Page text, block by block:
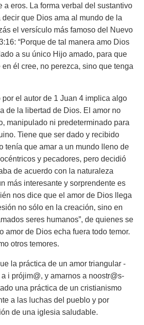
a eros. La forma verbal del sustantivo
que Dios ama al mundo de la
el versículo más famoso del Nuevo
“Porque de tal manera amo Dios
a su único Hijo amado, para que
él cree, no perezca, sino que tenga
por el autor de 1 Juan 4 implica algo
de la libertad de Dios. El amor no
manipulado ni predeterminado para
Tiene que ser dado y recibido
tenía que amar a un mundo lleno de
y pecadores, pero decidió
de acuerdo con la naturaleza
más interesante y sorprendente es
nos dice que el amor de Dios llega
no sólo en la creación, sino en
seres humanos”, de quienes se
amor de Dios echa fuera todo temor.
otros temores.
la práctica de un amor triangular -
i prójim@, y amarnos a noostr@s-
una práctica de un cristianismo
a las luchas del pueblo y por
de una iglesia saludable.